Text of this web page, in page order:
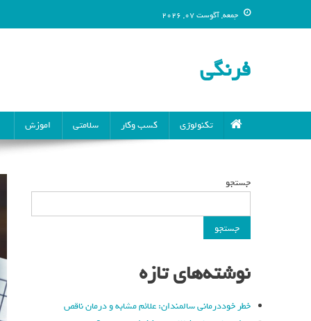
جمعه, آگوست 07, 2026
فرنگی
تکنولوژی کسب وکار سلامتی اموزش
جستجو
جستجو
نوشته‌های تازه
خطر خوددرمانی سالمندان: علائم مشابه و درمان ناقص